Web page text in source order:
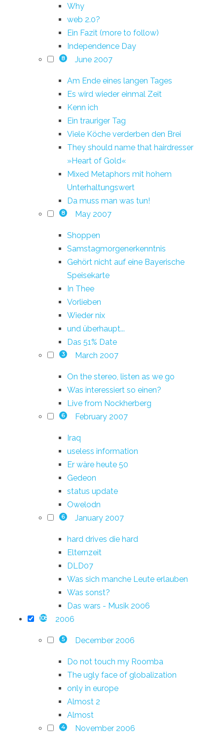
Why
web 2.0?
Ein Fazit (more to follow)
Independence Day
8 June 2007
Am Ende eines langen Tages
Es wird wieder einmal Zeit
Kenn ich
Ein trauriger Tag
Viele Köche verderben den Brei
They should name that hairdresser
»Heart of Gold«
Mixed Metaphors mit hohem
Unterhaltungswert
Da muss man was tun!
8 May 2007
Shoppen
Samstagmorgenerkenntnis
Gehört nicht auf eine Bayerische
Speisekarte
In Thee
Vorlieben
Wieder nix
und überhaupt...
Das 51% Date
3 March 2007
On the stereo, listen as we go
Was interessiert so einen?
Live from Nockherberg
6 February 2007
Iraq
useless information
Er wäre heute 50
Gedeon
status update
Owelodn
6 January 2007
hard drives die hard
Elternzeit
DLD07
Was sich manche Leute erlauben
Was sonst?
Das wars - Musik 2006
108 2006
5 December 2006
Do not touch my Roomba
The ugly face of globalization
only in europe
Almost 2
Almost
4 November 2006